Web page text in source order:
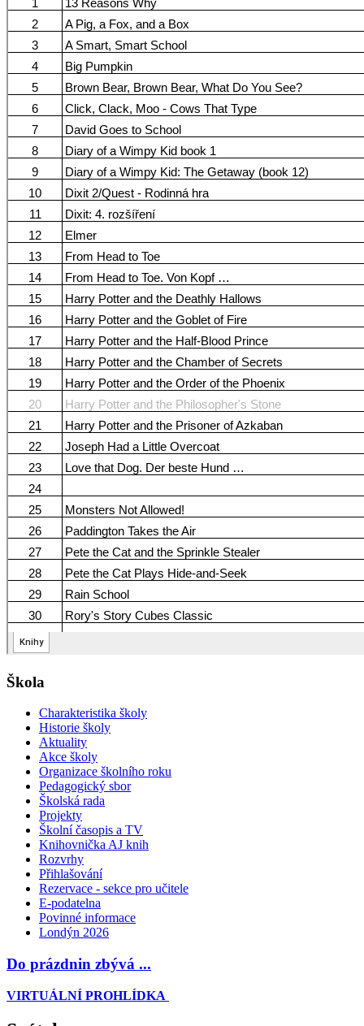
Škola
Charakteristika školy
Historie školy
Aktuality
Akce školy
Organizace školního roku
Pedagogický sbor
Školská rada
Projekty
Školní časopis a TV
Knihovnička AJ knih
Rozvrhy
Přihlašování
Rezervace - sekce pro učitele
E-podatelna
Povinné informace
Londýn 2026
Do prázdnin zbývá ...
VIRTUÁLNÍ PROHLÍDKA